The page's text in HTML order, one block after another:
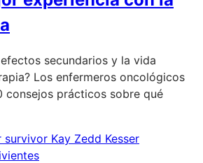
secundarios y la vida
Los enfermeros oncológicos
consejos prácticos sobre qué